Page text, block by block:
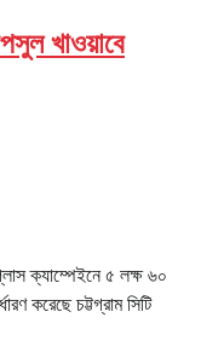
খাওয়াবে
ক্যাম্পেইনে ৫ লক্ষ ৬০
করেছে চট্টগ্রাম সিটি